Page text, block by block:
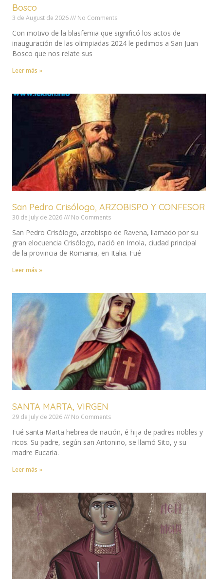
Bosco
3 de August de 2026 No Comments
Con motivo de la blasfemia que significó los actos de
inauguración de las olimpiadas 2024 le pedimos a San Juan
Bosco que nos relate sus
Leer más »
San Pedro Crisólogo, ARZOBISPO Y CONFESOR
30 de July de 2026 No Comments
San Pedro Crisólogo, arzobispo de Ravena, llamado por su
gran elocuencia Crisólogo, nació en Imola, ciudad principal
de la provincia de Romania, en Italia. Fué
Leer más »
SANTA MARTA, VIRGEN
29 de July de 2026 No Comments
Fué santa Marta hebrea de nación, é hija de padres nobles y
ricos. Su padre, según san Antonino, se llamó Sito, y su
madre Eucaria.
Leer más »